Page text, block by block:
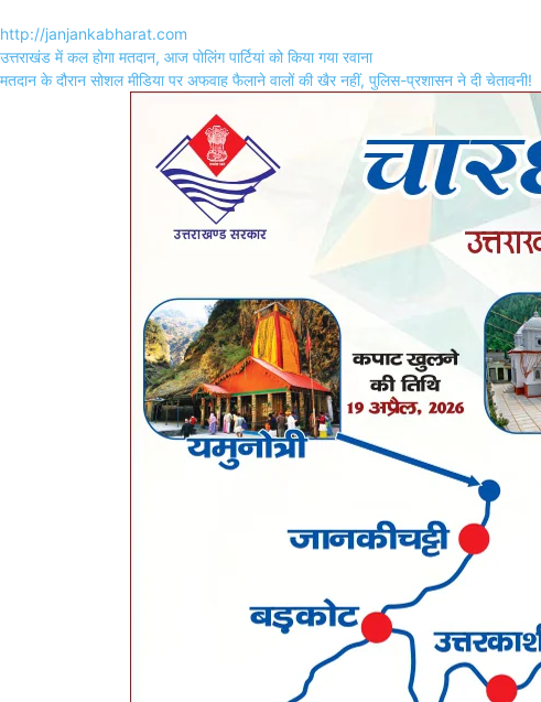
http://janjankabharat.com
Post
navigation
उत्तराखंड में कल होगा मतदान, आज पोलिंग पार्टियां को किया गया रवाना
मतदान के दौरान सोशल मीडिया पर अफवाह फैलाने वालों की खैर नहीं, पुलिस-प्रशासन ने दी चेतावनी!